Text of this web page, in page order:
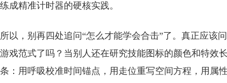
练成精准计时器的硬核实践。
所以，别再四处追问“怎么才能学会合击”了。真正应该
游戏范式了吗？当别人还在研究技能图标的颜色和特效
条：用呼吸校准时间锚点，用走位重写空间方程，用属